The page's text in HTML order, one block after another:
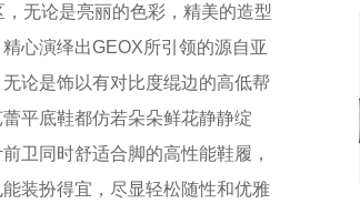
无论是亮丽的色彩，精美的造型
心演绎出GEOX所引领的源自亚
论是饰以有对比度绲边的高低帮
平底鞋都仿若朵朵鲜花静静绽
卫同时舒适合脚的高性能鞋履，
装扮得宜，尽显轻松随性和优雅